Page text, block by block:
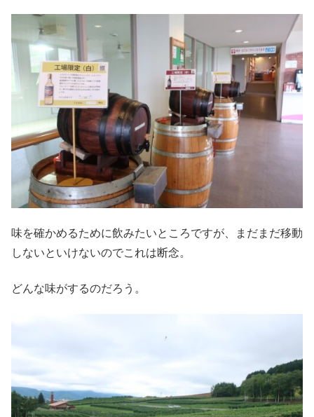
味を確かめるために飲みたいところですが、まだまだ移動
しないといけないのでこれは断念。
どんな味がするのだろう。